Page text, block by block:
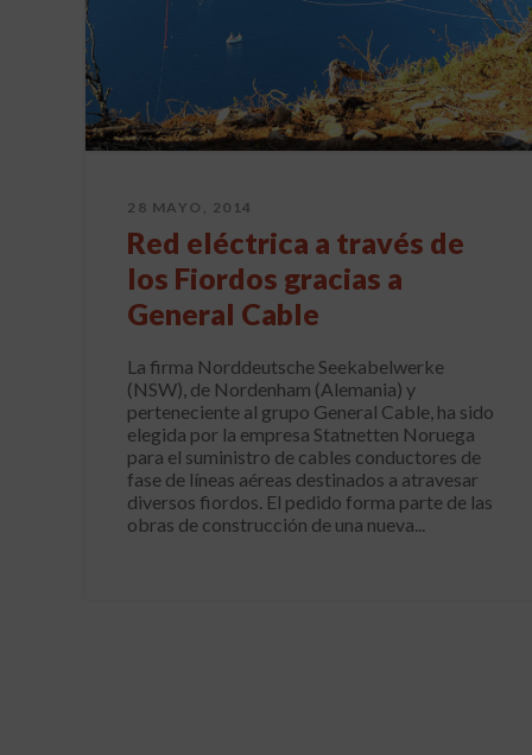
28 MAYO, 2014
Red eléctrica a través de
los Fiordos gracias a
General Cable
La firma Norddeutsche Seekabelwerke
(NSW), de Nordenham (Alemania) y
perteneciente al grupo General Cable, ha sido
elegida por la empresa Statnetten Noruega
para el suministro de cables conductores de
fase de líneas aéreas destinados a atravesar
diversos fiordos. El pedido forma parte de las
obras de construcción de una nueva...